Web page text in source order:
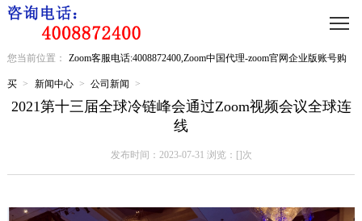
您当前位置： Zoom客服电话:4008872400,Zoom中国代理-zoom官网企业版账号购
买 > 新闻中心 > 公司新闻 >
2021第十三届全球冷链峰会通过Zoom视频会议全球连
线
发布时间：2023-07-31 浏览：[]次